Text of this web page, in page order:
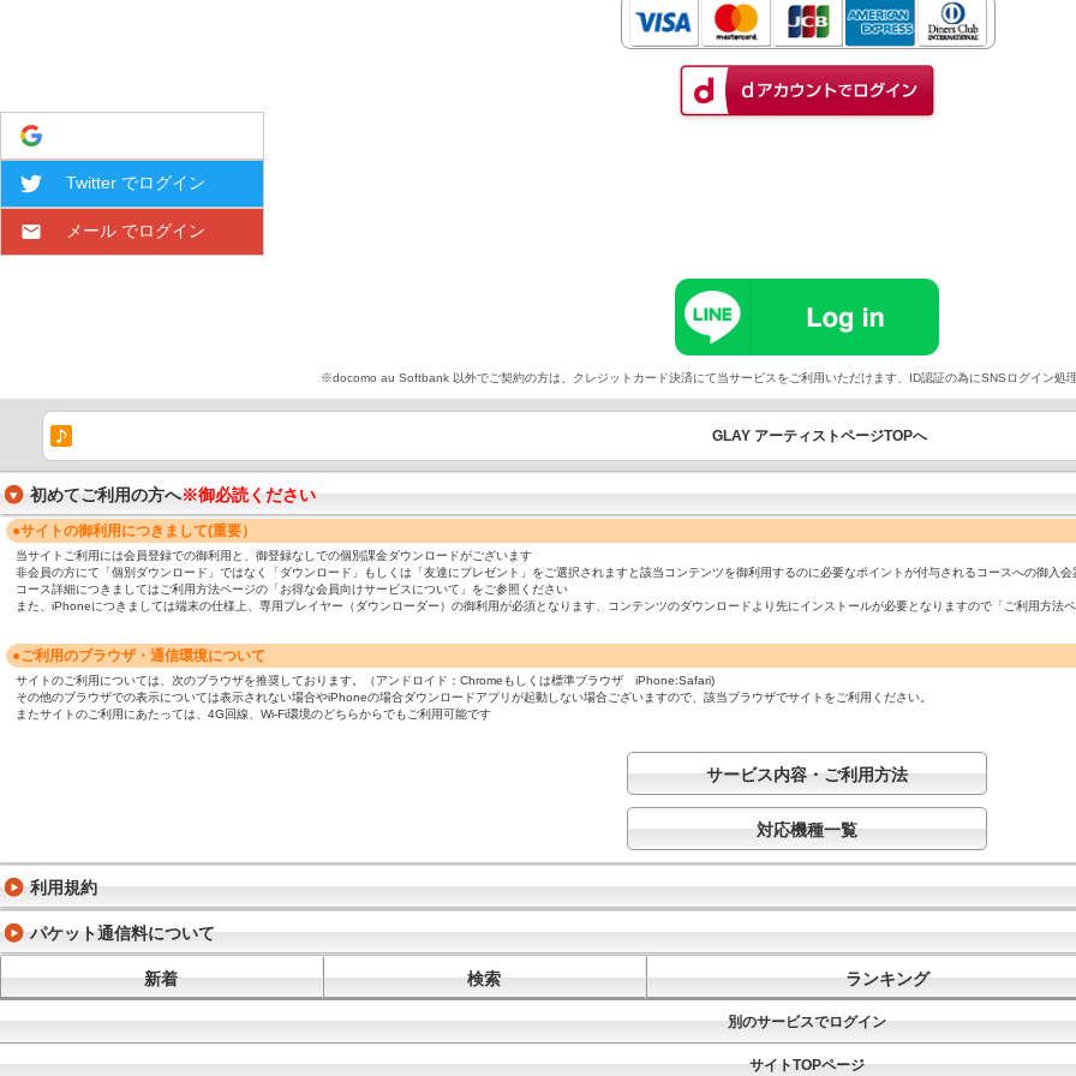
Twitter でログイン
メール でログイン
※docomo au Softbank 以外でご契約の方は、クレジットカード決済にて当サービスをご利用いただけます、ID認証の為にSNSログイン処
GLAY アーティストページTOPへ
初めてご利用の方へ※御必読ください
●サイトの御利用につきまして(重要）
当サイトご利用には会員登録での御利用と、御登録なしでの個別課金ダウンロードがございます
非会員の方にて「個別ダウンロード」ではなく「ダウンロード」もしくは「友達にプレゼント」をご選択されますと該当コンテンツを御利用するのに必要なポイントが付与されるコースへの御入会
コース詳細につきましてはご利用方法ページの「お得な会員向けサービスについて」をご参照ください
また、iPhoneにつきましては端末の仕様上、専用プレイヤー（ダウンローダー）の御利用が必須となります、コンテンツのダウンロードより先にインストールが必要となりますので「ご利用方法
●ご利用のブラウザ・通信環境について
サイトのご利用については、次のブラウザを推奨しております。（アンドロイド：Chromeもしくは標準ブラウザ iPhone:Safari)
その他のブラウザでの表示については表示されない場合やiPhoneの場合ダウンロードアプリが起動しない場合ございますので、該当ブラウザでサイトをご利用ください。
またサイトのご利用にあたっては、4G回線、Wi-Fi環境のどちらからでもご利用可能です
サービス内容・ご利用方法
対応機種一覧
利用規約
パケット通信料について
新着 検索 ランキング
別のサービスでログイン
サイトTOPページ